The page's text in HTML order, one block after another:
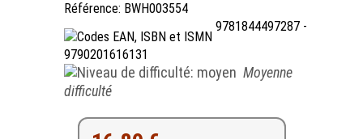
Référence: BWH003554
9781844497287 -
9790201616131
Moyenne
difficulté